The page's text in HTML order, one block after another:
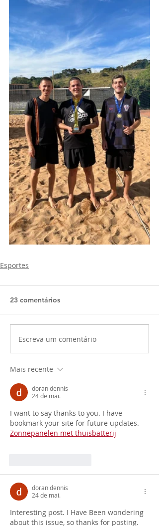
Esportes
23 comentários
Escreva um comentário
Mais recente
doran dennis
24 de mai.
I want to say thanks to you. I have
bookmark your site for future updates.
Zonnepanelen met thuisbatterij
doran dennis
24 de mai.
Interesting post. I Have Been wondering
about this issue, so thanks for posting.